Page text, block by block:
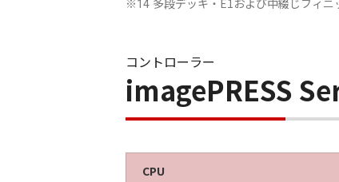
※14 多段デッキ・E1および中綴じフィニ
コントローラー
imagePRESS
CPU